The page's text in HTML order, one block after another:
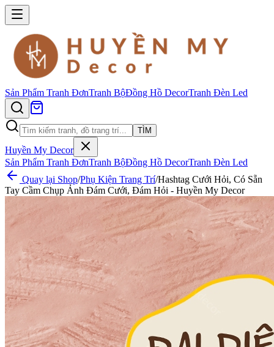
Sản Phẩm Tranh ĐơnTranh BộĐồng Hồ DecorTranh Đèn Led
TÌM
Huyền My Decor
Sản Phẩm Tranh ĐơnTranh BộĐồng Hồ DecorTranh Đèn Led
Quay lại Shop/Phụ Kiện Trang Trí/Hashtag Cưới Hỏi, Có Sẵn
Tay Cầm Chụp Ảnh Đám Cưới, Đám Hỏi - Huyền My Decor